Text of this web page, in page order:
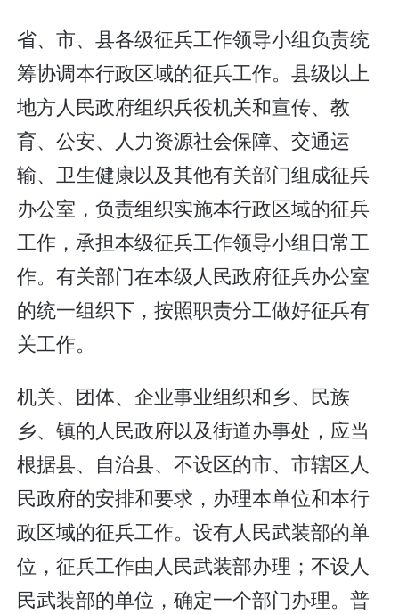
省、市、县各级征兵工作领导小组负责统
筹协调本行政区域的征兵工作。县级以上
地方人民政府组织兵役机关和宣传、教
育、公安、人力资源社会保障、交通运
输、卫生健康以及其他有关部门组成征兵
办公室，负责组织实施本行政区域的征兵
工作，承担本级征兵工作领导小组日常工
作。有关部门在本级人民政府征兵办公室
的统一组织下，按照职责分工做好征兵有
关工作。
机关、团体、企业事业组织和乡、民族
乡、镇的人民政府以及街道办事处，应当
根据县、自治县、不设区的市、市辖区人
民政府的安排和要求，办理本单位和本行
政区域的征兵工作。设有人民武装部的单
位，征兵工作由人民武装部办理；不设人
民武装部的单位，确定一个部门办理。普